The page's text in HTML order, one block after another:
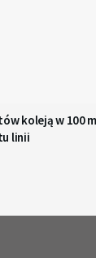
koleją w 100
linii